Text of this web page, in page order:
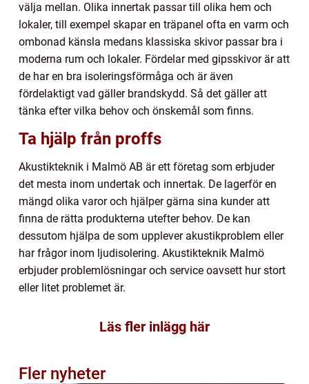
välja mellan. Olika innertak passar till olika hem och
lokaler, till exempel skapar en träpanel ofta en varm och
ombonad känsla medans klassiska skivor passar bra i
moderna rum och lokaler. Fördelar med gipsskivor är att
de har en bra isoleringsförmåga och är även
fördelaktigt vad gäller brandskydd. Så det gäller att
tänka efter vilka behov och önskemål som finns.
Ta hjälp från proffs
Akustikteknik i Malmö AB är ett företag som erbjuder
det mesta inom undertak och innertak. De lagerför en
mängd olika varor och hjälper gärna sina kunder att
finna de rätta produkterna utefter behov. De kan
dessutom hjälpa de som upplever akustikproblem eller
har frågor inom ljudisolering. Akustikteknik Malmö
erbjuder problemlösningar och service oavsett hur stort
eller litet problemet är.
Läs fler inlägg här
Fler nyheter